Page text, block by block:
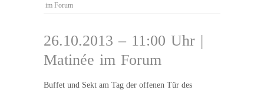
im Forum
26.10.2013 – 11:00 Uhr |
Matinée im Forum
Buffet und Sekt am Tag der offenen Tür des